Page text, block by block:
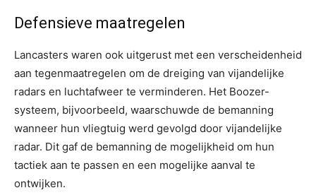
Defensieve maatregelen
Lancasters waren ook uitgerust met een verscheidenheid
aan tegenmaatregelen om de dreiging van vijandelijke
radars en luchtafweer te verminderen. Het Boozer-
systeem, bijvoorbeeld, waarschuwde de bemanning
wanneer hun vliegtuig werd gevolgd door vijandelijke
radar. Dit gaf de bemanning de mogelijkheid om hun
tactiek aan te passen en een mogelijke aanval te
ontwijken.